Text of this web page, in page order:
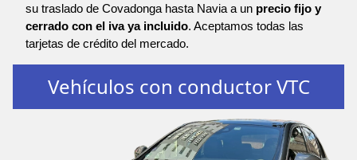
su traslado de Covadonga hasta Navia a un precio fijo y
cerrado con el iva ya incluido. Aceptamos todas las
tarjetas de crédito del mercado.
Vehículos con conductor VTC